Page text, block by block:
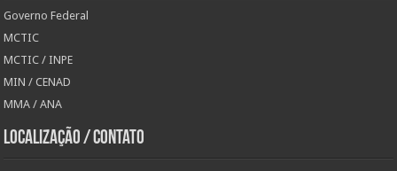
Governo Federal
MCTIC
MCTIC / INPE
MIN / CENAD
MMA / ANA
Localização / Contato